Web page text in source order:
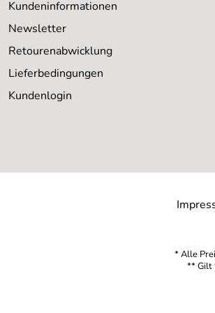
Kundeninformationen
Newsletter
Retourenabwicklung
Lieferbedingungen
Kundenlogin
* Alle
** Gilt